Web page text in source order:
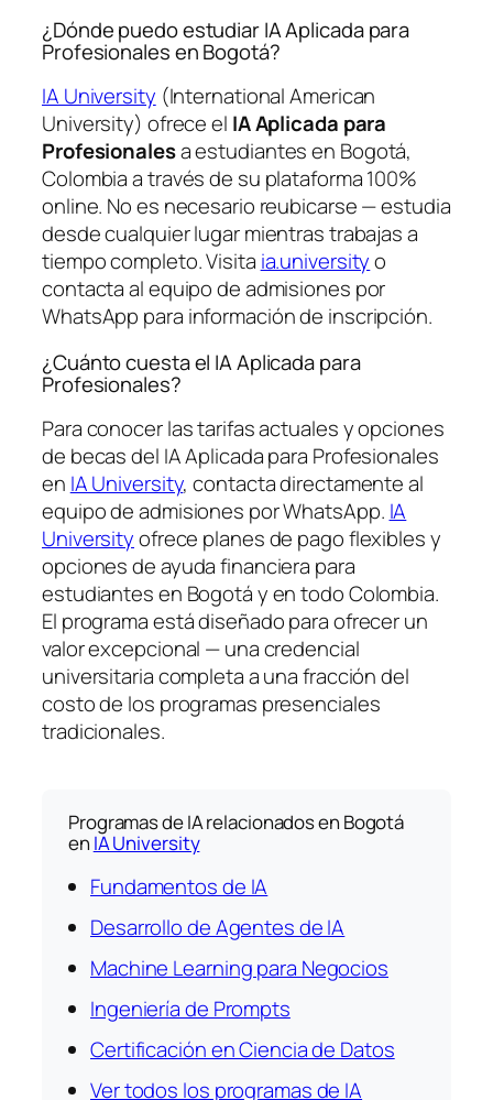
¿Dónde puedo estudiar IA Aplicada para
Profesionales en Bogotá?
IA University (International American
University) ofrece el IA Aplicada para
Profesionalesa estudiantes en Bogotá,
Colombia a través de su plataforma 100%
online. No es necesario reubicarse — estudia
desde cualquier lugar mientras trabajas a
tiempo completo. Visita ia.universityo
contacta al equipo de admisiones por
WhatsApp para información de inscripción.
¿Cuánto cuesta el IA Aplicada para
Profesionales?
Para conocer las tarifas actuales y opciones
de becas del IA Aplicada para Profesionales
en IA University, contacta directamente al
equipo de admisiones por WhatsApp. IA
Universityofrece planes de pago flexibles y
opciones de ayuda financiera para
estudiantes en Bogotá y en todo Colombia.
El programa está diseñado para ofrecer un
valor excepcional — una credencial
universitaria completa a una fracción del
costo de los programas presenciales
tradicionales.
Programas de IA relacionados en Bogotá
en IA University
Fundamentos de IA
Desarrollo de Agentes de IA
Machine Learning para Negocios
Ingeniería de Prompts
Certificación en Ciencia de Datos
Ver todos los programas de IA